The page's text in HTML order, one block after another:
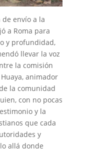
envío a la
a Roma para
y profundidad,
llevar la voz
la comisión
animador
la comunidad
con no pocas
y la
que cada
y
allá donde